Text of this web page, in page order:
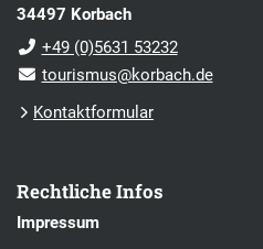
34497 Korbach
+49 (0)5631 53232
tourismus@korbach.de
Kontaktformular
Rechtliche Infos
Impressum